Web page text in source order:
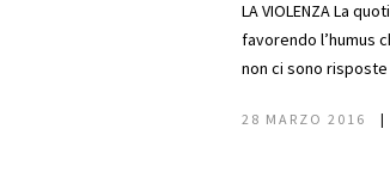
LA VIOLENZA La
favorendo l’humus
non ci sono
28 MARZO 2016 |